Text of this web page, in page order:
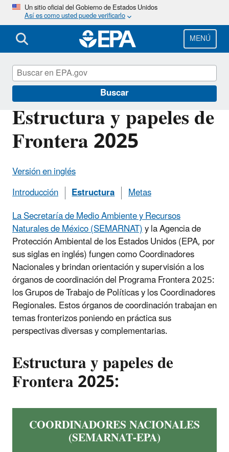
Pasar
al
contenido
principal
Un sitio oficial del Gobierno de Estados Unidos
Así es como usted puede verificarlo
MENÚ
Buscar
Estructura y papeles de
Frontera 2025
Versión en inglés
Introducción
Estructura
Metas
La Secretaría de Medio Ambiente y Recursos
Naturales de México (SEMARNAT)y la Agencia de
Protección Ambiental de los Estados Unidos (EPA, por
sus siglas en inglés)fungen como Coordinadores
Nacionales y brindan orientación y supervisión a los
órganos de coordinación del Programa Frontera 2025:
los Grupos de Trabajo de Políticas y los Coordinadores
Regionales. Estos órganos de coordinación trabajan en
temas fronterizos poniendo en práctica sus
perspectivas diversas y complementarias.
Estructura y papeles de
Frontera 2025:
COORDINADORES NACIONALES
(SEMARNAT-EPA)
Programa fronterizo